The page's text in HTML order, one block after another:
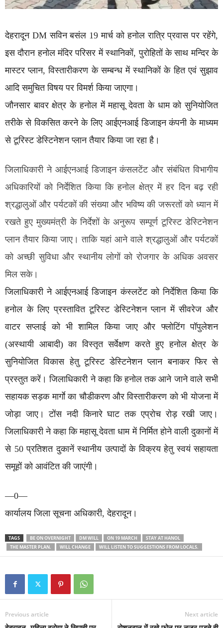
देहरादून DM सविन बसंल 19 मार्च को हनोल रात्रि प्रवास पर रहेंगे,
इस दौरान हनोल मंदिर परिसर में स्थानिकों, पुरोहितों के साथ मन्दिर के
मास्टर प्लान, विस्तारीकरण के सम्बन्ध में स्थानिकों के हित एवं सुझाव
आदि समुचित विषय पर विमर्श किया जाएगा।
जौनसार बावर क्षेत्र के हनोल में महासू देवता के धाम को सुनियोजित
तरीके से विकसित करने के लिए आईएनआई डिजाइन कंपनी के माध्यम
से टूरिस्ट डेस्टिनेशन प्लान तैयार किया जा रहा है।
जिलाधिकारी ने आईएनआई डिजाइन कंसलटेंट और संबंधित विभागीय
अधिकारियों को निर्देशित किया कि हनोल क्षेत्र में हर दिन बढ़ रही
श्रद्धालुओं और पर्यटकों की संख्या और भविष्य की जरूरतों को ध्यान में
रखते हुए मुख्यमंत्री के निर्देशों के अनुरूप सम्पूर्ण टूरिस्ट डेस्टिनेशन
प्लान तैयार किया जाए। ताकि यहां आने वाले श्रद्धालुओं और पर्यटकों
को अच्छी सुविधा और स्थानीय लोगों को रोजगार के अधिक अवसर
मिल सके।
जिलाधिकारी ने आईएनआई डिजाइन कंस्लटेंट को निर्देशित किया कि
हनोल के लिए प्रस्तावित टूरिस्ट डेस्टिनेशन प्लान में सीवरेज और
वाटर सप्लाई को भी शामिल किया जाए और फ्लोटिंग पॉपुलेशन
(अस्थायी आबादी) का विस्तृत सर्वेक्षण करते हुए हनोल क्षेत्र के
सुनियोजित विकास हेतु टूरिस्ट डेस्टिनेशन प्लान बनाकर फिर से
प्रस्तुत करें। जिलाधिकारी ने कहा कि हनोल तक आने जाने वाले सभी
सहायक सड़क मार्गाे का चौडीकरण और विस्तारीकरण को भी योजना में
जोड़ा जाए। टोंस नदी किनारे घाट तक एप्रोच रोड़ रखी जाए।
जिलाधिकारी ने कहा कि महासू देवता धाम में निर्मित होने वाली दुकानों में
से 50 प्रतिशत दुकानें स्थानीय उत्पादों के विक्रय हेतु स्वयं सहायता
समूहों को आवंटित की जाएंगी।
—0—
कार्यालय जिला सूचना अधिकारी, देहरादून।
TAGS BE ON OVERNIGHT DM WILL ON 19 MARCH
STAY AT HANOL
THE MASTER PLAN.
WILL CHANGE WILL LISTEN TO SUGGESTIONS FROM LOCALS.
Previous article Next article